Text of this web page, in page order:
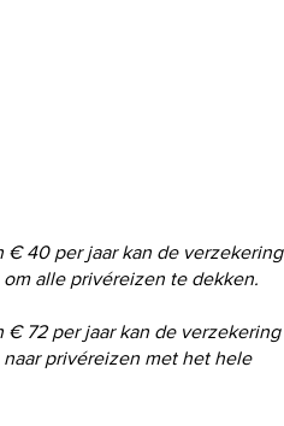
€ 40 per jaar kan de verzekering
alle privéreizen te dekken.
€ 72 per jaar kan de verzekering
privéreizen met het hele